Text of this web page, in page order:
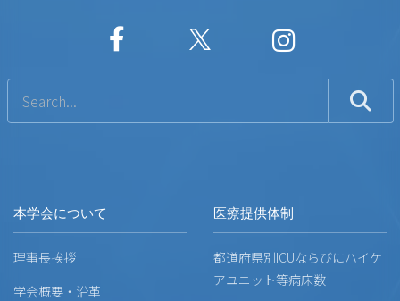
本学会について
理事長挨拶
学会概要・沿革
医療提供体制
都道府県別ICUならびにハイケ
アユニット等病床数